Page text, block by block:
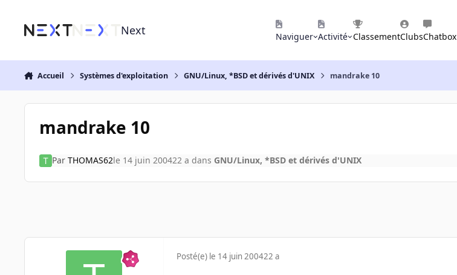
Next Naviguer Activité ClassementClubsChatbox
Accueil Systèmes d'exploitation GNU/Linux, *BSD et dérivés d'UNIX mandrake 10
mandrake 10
Par THOMAS62le 14 juin 200422 a dans GNU/Linux, *BSD et dérivés d'UNIX
Posté(e) le 14 juin 200422 a